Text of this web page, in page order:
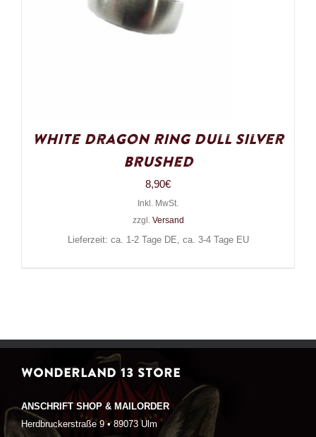
White Dragon Ring Dull Silver
Brushed
8,90€
Inkl. MwSt.
zzgl. Versand
Lieferzeit: ca. 1-2 Tage DE, ca. 3-4 Tage EU
WONDERLAND 13 STORE
ANSCHRIFT SHOP & MAILORDER
Herdbruckerstraße 9 • 89073 Ulm